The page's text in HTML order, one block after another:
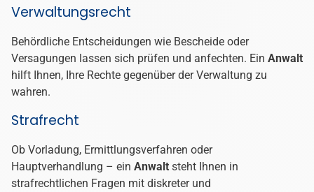
Verwaltungsrecht
Behördliche Entscheidungen wie Bescheide oder
Versagungen lassen sich prüfen und anfechten. Ein Anwalt
hilft Ihnen, Ihre Rechte gegenüber der Verwaltung zu
wahren.
Strafrecht
Ob Vorladung, Ermittlungsverfahren oder
Hauptverhandlung – ein Anwalt steht Ihnen in
strafrechtlichen Fragen mit diskreter und